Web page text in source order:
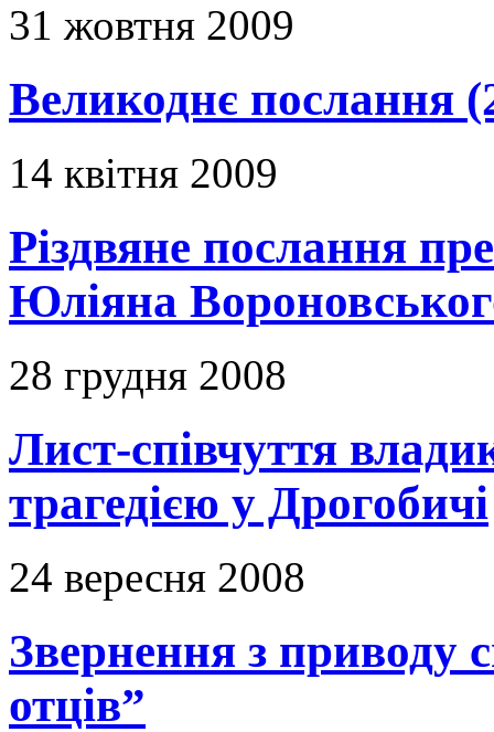
31 жовтня 2009
Великоднє послання
14 квітня 2009
Різдвяне послання
Юліяна
28 грудня 2008
Лист-співчуття
трагедією у Дрогобичі
24 вересня 2008
Звернення з приводу
отців”